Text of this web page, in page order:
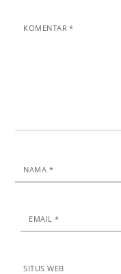
KOMENTAR*
NAMA *
EMAIL*
SITUS WEB